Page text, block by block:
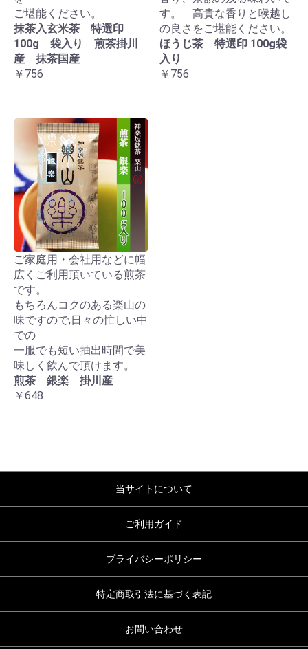
ご堪能ください。
抹茶入玄米茶 特選印
100g 袋入り 煎茶掛川
産 抹茶国産
￥756
す。 高貴な香りと喉越し
の良さをご堪能ください。
ほうじ茶 特選印 100g袋
入り
￥756
ご家庭用・会社用などに幅
広くご利用頂いている煎茶
です。
もちろんコクのある楽山の
味ですので,日々の忙しい中
での
一服でも短い抽出時間で美
味しく飲んで頂けます。
煎茶 銀楽 掛川産
￥648
当サイトについて
ご利用ガイド
プライバシーポリシー
特定商取引法に基づく表記
お問い合わせ